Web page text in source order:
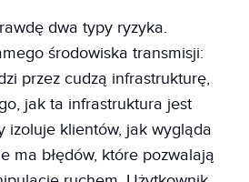
dwa typy ryzyka.
środowiska transmisji:
przez cudzą infrastrukturę,
jak ta infrastruktura jest
izoluje klientów, jak wygląda
ma błędów, które pozwalają